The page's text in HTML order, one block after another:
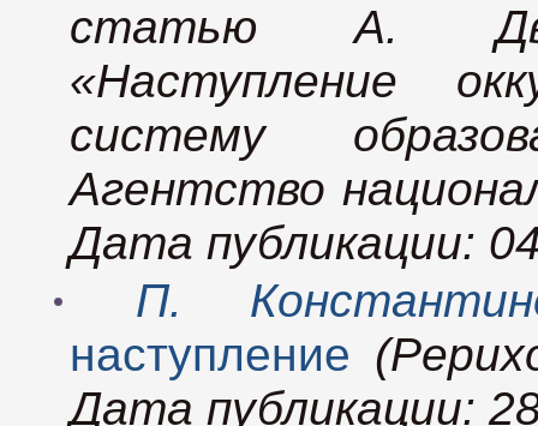
статью А.
«Наступление
систему
Агентство
Дата публикации:
П.
наступление
Дата публикации: